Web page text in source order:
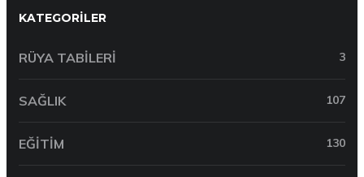
KATEGORILER
RÜYA TABILERI 3
SAĞLIK 107
EĞITIM 130